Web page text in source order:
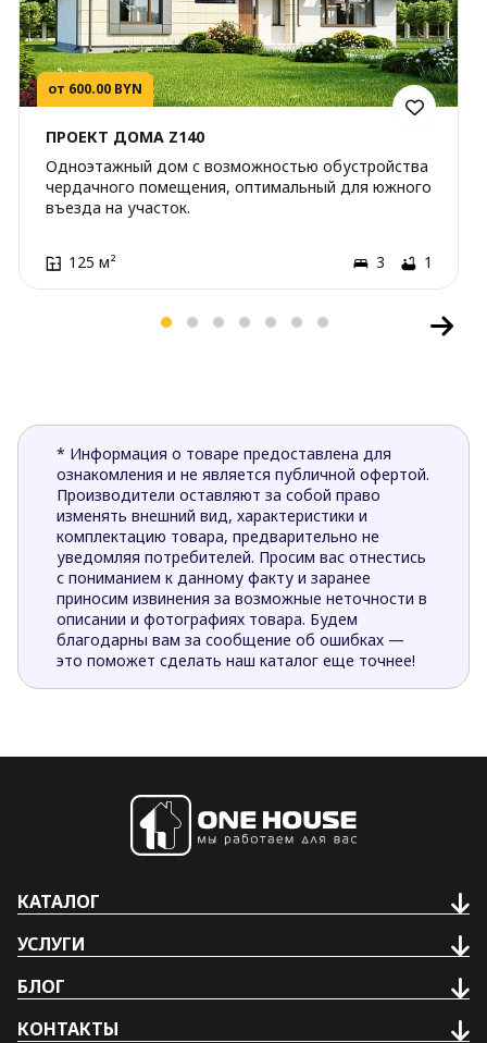
от 600.00 BYN
ПРОЕКТ ДОМА Z140
Одноэтажный дом с возможностью обустройства
чердачного помещения, оптимальный для южного
въезда на участок.
125 м² 3 1
* Информация о товаре предоставлена для
ознакомления и не является публичной офертой.
Производители оставляют за собой право
изменять внешний вид, характеристики и
комплектацию товара, предварительно не
уведомляя потребителей. Просим вас отнестись
с пониманием к данному факту и заранее
приносим извинения за возможные неточности в
описании и фотографиях товара. Будем
благодарны вам за сообщение об ошибках —
это поможет сделать наш каталог еще точнее!
КАТАЛОГ
УСЛУГИ
БЛОГ
КОНТАКТЫ